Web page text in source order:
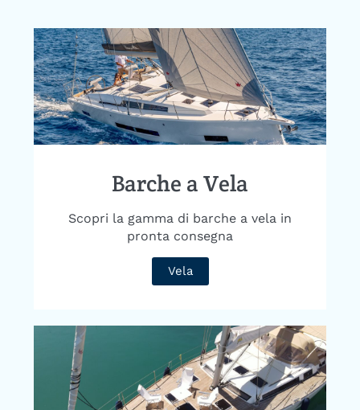
Barche a Vela
Scopri la gamma di barche a vela in
pronta consegna
Vela